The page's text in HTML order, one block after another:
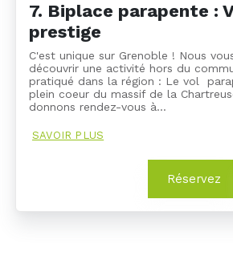
7. Biplace parapente :
prestige
C'est unique sur Grenoble ! Nous
découvrir une activité hors du
pratiqué dans la région : Le vol
plein coeur du massif de la
donnons rendez-vous à…
SAVOIR PLUS
Réservez